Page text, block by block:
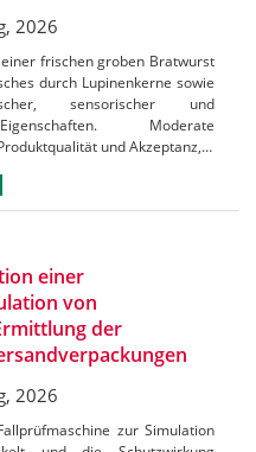
2026
frischen groben Bratwurst
durch Lupinenkerne sowie
sensorischer und
Moderate
und Akzeptanz,…
einer
von
der
2026
zur Simulation